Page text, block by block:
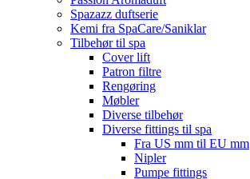
Spazazz duftserie
Kemi fra SpaCare/Saniklar
Tilbehør til spa
Cover lift
Patron filtre
Rengøring
Møbler
Diverse tilbehør
Diverse fittings til spa
Fra US mm til EU mm
Nipler
Pumpe fittings